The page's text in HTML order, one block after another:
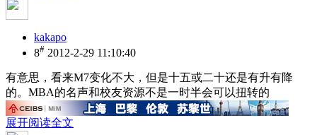
kakapo
8# 2012-2-29 11:10:40
有意思，看来M7变化不大，但是十五或二十还是有升有降
的。MBA的名声和校友资源不是一时半会可以扭转的
展开阅读全文